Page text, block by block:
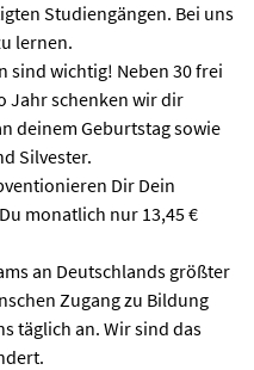
Studiengängen. Bei uns
lernen.
sind wichtig! Neben 30 frei
Jahr schenken wir dir
deinem Geburtstag sowie
Silvester.
Dir Dein
monatlich nur 13,45 €
an Deutschlands größter
Zugang zu Bildung
täglich an. Wir sind das